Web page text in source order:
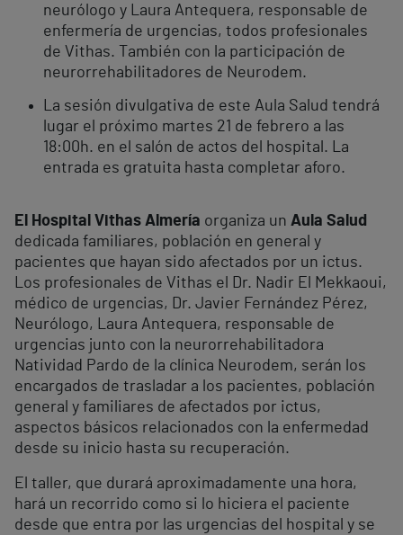
neurólogo y Laura Antequera, responsable de
enfermería de urgencias, todos profesionales
de Vithas. También con la participación de
neurorrehabilitadores de Neurodem.
La sesión divulgativa de este Aula Salud tendrá
lugar el próximo martes 21 de febrero a las
18:00h. en el salón de actos del hospital. La
entrada es gratuita hasta completar aforo.
El Hospital Vithas Almería organiza un Aula Salud
dedicada familiares, población en general y
pacientes que hayan sido afectados por un ictus.
Los profesionales de Vithas el Dr. Nadir El Mekkaoui,
médico de urgencias, Dr. Javier Fernández Pérez,
Neurólogo, Laura Antequera, responsable de
urgencias junto con la neurorrehabilitadora
Natividad Pardo de la clínica Neurodem, serán los
encargados de trasladar a los pacientes, población
general y familiares de afectados por ictus,
aspectos básicos relacionados con la enfermedad
desde su inicio hasta su recuperación.
El taller, que durará aproximadamente una hora,
hará un recorrido como si lo hiciera el paciente
desde que entra por las urgencias del hospital y se